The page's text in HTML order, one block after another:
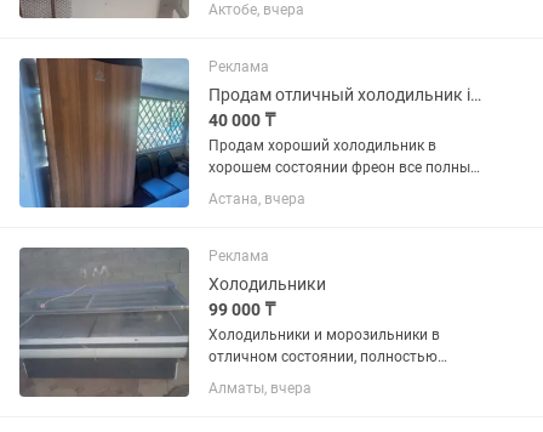
Актобе, вчера
Реклама
Продам отличный холодильник indesit
40 000 ₸
Продам хороший холодильник в
хорошем состоянии фреон все полный
только вчера залили
Астана, вчера
Реклама
Холодильники
99 000 ₸
Холодильники и морозильники в
отличном состоянии, полностью
рабочие, все чистые ухожэные как на
фото, на каждый холодильник дам
Алматы, вчера